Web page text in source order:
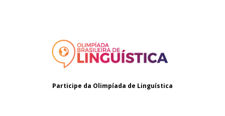
Participe da Olimpíada de Linguística